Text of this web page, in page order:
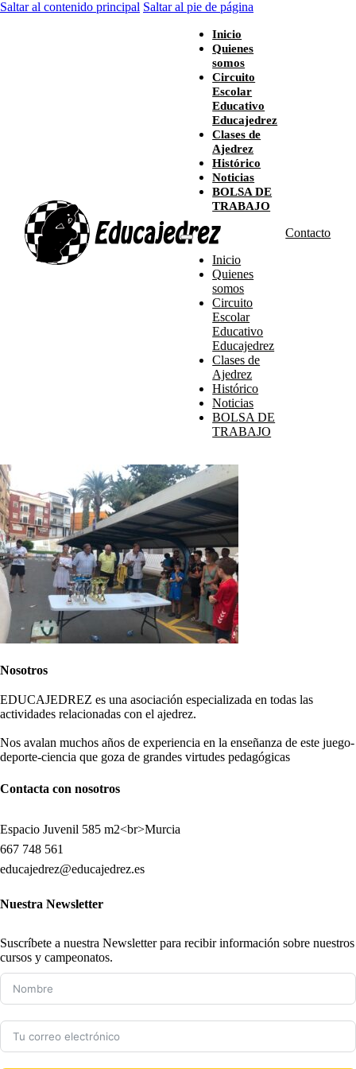
Saltar al contenido principal Saltar al pie de página
Inicio
Quienes
somos
Circuito
Escolar
Educativo
Educajedrez
Clases de
Ajedrez
Histórico
Noticias
BOLSA DE
TRABAJO
Inicio
Quienes
somos
Circuito
Escolar
Educativo
Educajedrez
Clases de
Ajedrez
Histórico
Noticias
BOLSA DE
TRABAJO
Contacto
Nosotros
EDUCAJEDREZ es una asociación especializada en todas las
actividades relacionadas con el ajedrez.
Nos avalan muchos años de experiencia en la enseñanza de este juego-
deporte-ciencia que goza de grandes virtudes pedagógicas
Contacta con nosotros
Espacio Juvenil 585 m2<br>Murcia
667 748 561
educajedrez@educajedrez.es
Nuestra Newsletter
Suscríbete a nuestra Newsletter para recibir información sobre nuestros
cursos y campeonatos.